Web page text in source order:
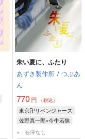
朱い夏に、ふたり
あずき製作所 / つぶあ
ん
770円 （税込）
東京卍リベンジャーズ
佐野真一郎×今牛若狭
佐野真一郎
×：在庫なし